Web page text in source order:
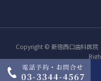
Copyright © 新宿西口歯科医院